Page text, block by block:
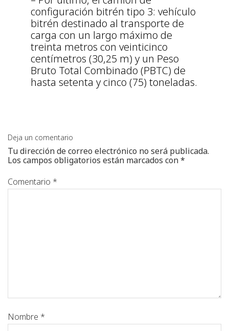
configuración bitrén tipo 3: vehículo
bitrén destinado al transporte de
carga con un largo máximo de
treinta metros con veinticinco
centímetros (30,25 m) y un Peso
Bruto Total Combinado (PBTC) de
hasta setenta y cinco (75) toneladas.
Deja un comentario
Tu dirección de correo electrónico no será publicada.
Los campos obligatorios están marcados con*
Comentario *
Nombre *